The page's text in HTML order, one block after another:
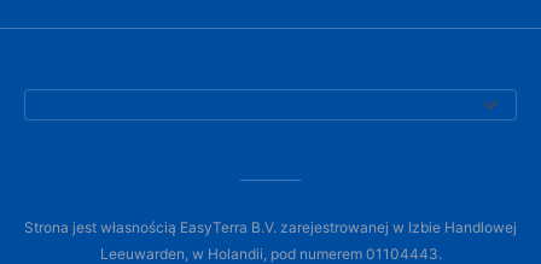
Strona jest własnością EasyTerra B.V. zarejestrowanej w Izbie Handlowej
Leeuwarden, w Holandii, pod numerem 01104443.